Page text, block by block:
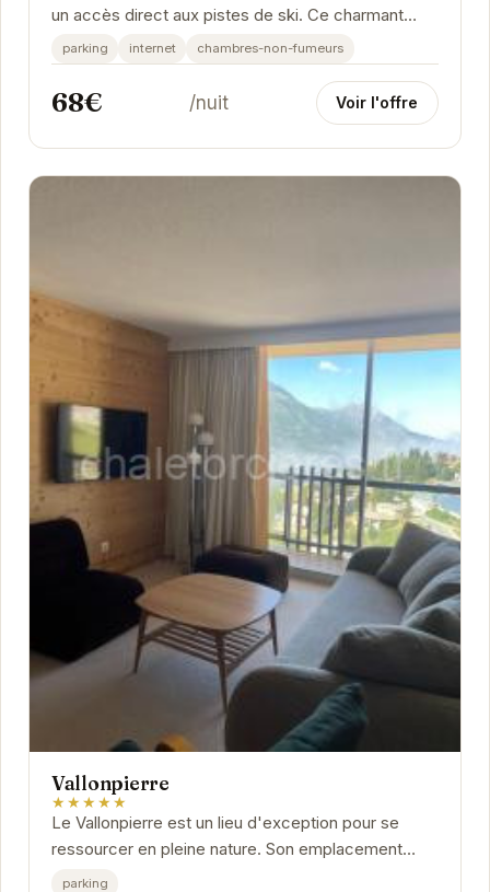
un accès direct aux pistes de ski. Ce charmant
studio, pouvant accueillir jusqu'à 4...
parking internet chambres-non-fumeurs
68€ /nuit Voir l'offre
Vallonpierre
★★★★★
Le Vallonpierre est un lieu d'exception pour se
ressourcer en pleine nature. Son emplacement
privilégié offre un accès facile aux activités de...
parking